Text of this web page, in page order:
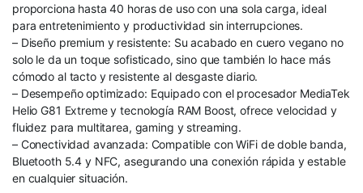
proporciona hasta 40 horas de uso con una sola carga, ideal
para entretenimiento y productividad sin interrupciones.
– Diseño premium y resistente: Su acabado en cuero vegano no
solo le da un toque sofisticado, sino que también lo hace más
cómodo al tacto y resistente al desgaste diario.
– Desempeño optimizado: Equipado con el procesador MediaTek
Helio G81 Extreme y tecnología RAM Boost, ofrece velocidad y
fluidez para multitarea, gaming y streaming.
– Conectividad avanzada: Compatible con WiFi de doble banda,
Bluetooth 5.4 y NFC, asegurando una conexión rápida y estable
en cualquier situación.